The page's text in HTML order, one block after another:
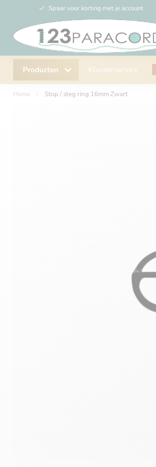
Spaar voor korting met je account
Producten Klantenservice
Home Stop / steg ring 16mm Zwart